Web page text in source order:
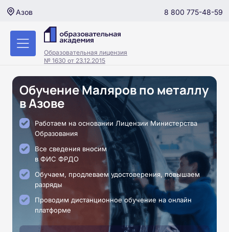
Азов 8 800 775-48-59
Образовательная лицензия
№ 1630 от 23.12.2015
Обучение Маляров по металлу
в Азове
Работаем на основании Лицензии Министерства
Образования
Все сведения вносим
в ФИС ФРДО
Обучаем, продлеваем удостоверения, повышаем
разряды
Проводим дистанционное обучение на онлайн
платформе